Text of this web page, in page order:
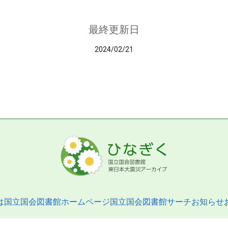
最終更新日
2024/02/21
国立国会図書館ホームページ国立国会図書館サーチお知らせ